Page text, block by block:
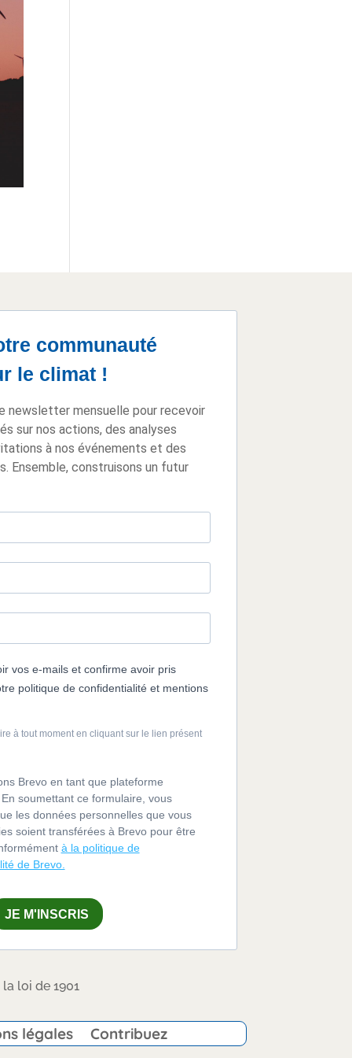
communauté
le climat !
newsletter mensuelle pour recevoir
sur nos actions, des analyses
à nos événements et des
Ensemble, construisons un futur
vos e-mails et confirme avoir pris
politique de confidentialité et mentions
à tout moment en cliquant sur le lien présent
Brevo en tant que plateforme
soumettant ce formulaire, vous
les données personnelles que vous
soient transférées à Brevo pour être
à la politique de
de Brevo.
JE M'INSCRIS
loi de 1901
légales Contribuez